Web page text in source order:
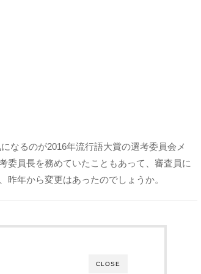
なるのが2016年流行語大賞の選考委員会メ
委員長を務めていたこともあって、審査員に
年から変更はあったのでしょうか。
CLOSE